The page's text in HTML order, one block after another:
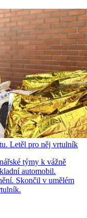
Letěl pro něj vrtulník
týmy k vážně
automobil.
Skončil v umělém